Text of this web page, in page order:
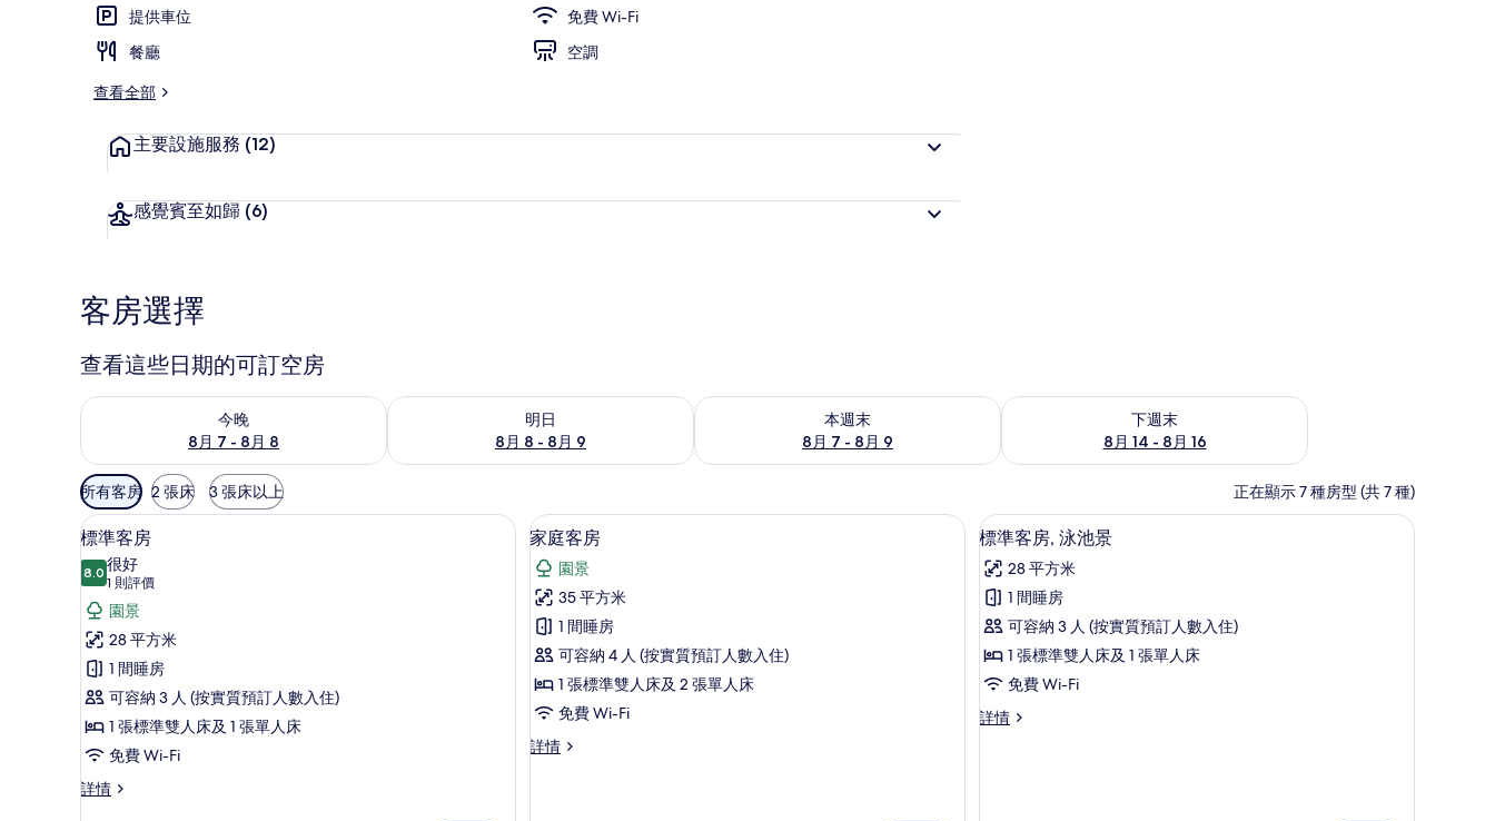
提供車位
免費 Wi-Fi
餐廳
空調
查看全部
主要設施服務 (12)
感覺賓至如歸 (6)
客房選擇
查看這些日期的可訂空房
今晚
8月 7 - 8月 8
查看今晚 8月 7 - 8月 8的可訂空房
明日
8月 8 - 8月 9
查看明日 8月 8 - 8月 9的可訂空房
本週末
8月 7 - 8月 9
查看本週末 8月 7 - 8月 9的可訂空房
下週末
8月 14 - 8月 16
查看下週末 8月 14 - 8月 16的可訂空房
可
用
嘅
客
房
篩
選
條
件
所有客房 2 張床 3 張床以上 正在顯示 7 種房型 (共 7 種)
載
入
所
有
標
準
客
房
的
相
13
標準客房
8.08.0 分，滿分 10 分
很好
1 則評價
(1
則
評
價)
園景
28 平方米
1 間睡房
可容納 3 人 (按實質預訂人數入住)
1 張標準雙人床及 1 張單人床
免費 Wi-Fi
詳情
標
載
入
所
有
家
庭
客
的
家庭客房 | 高級寢具、迷你吧贈品、房內夾萬、書桌
14
家庭客房
園景
35 平方米
1 間睡房
可容納 4 人 (按實質預訂人數入住)
1 張標準雙人床及 2 張單人床
免費 Wi-Fi
詳情
家
載
入
所
有
標
準
房,
13
標準客房, 泳池景
28 平方米
1 間睡房
可容納 3 人 (按實質預訂人數入住)
1 張標準雙人床及 1 張單人床
免費 Wi-Fi
詳情
標